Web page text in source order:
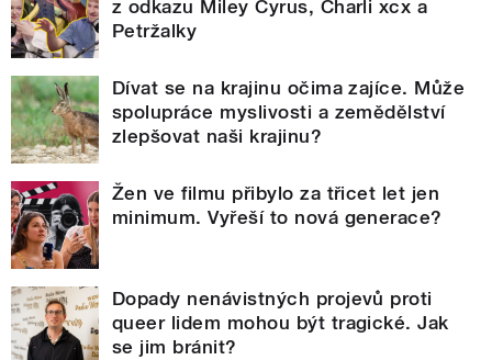
z odkazu Miley Cyrus, Charli xcx a
Petržalky
Dívat se na krajinu očima zajíce. Může
spolupráce myslivosti a zemědělství
zlepšovat naši krajinu?
Žen ve filmu přibylo za třicet let jen
minimum. Vyřeší to nová generace?
Dopady nenávistných projevů proti
queer lidem mohou být tragické. Jak
se jim bránit?